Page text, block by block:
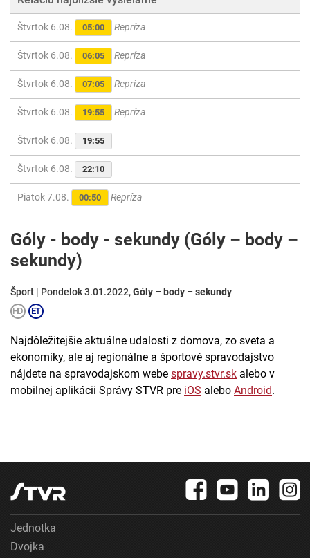
Štvrtok 6.08. 05:00 Repríza
Štvrtok 6.08. 06:05 Repríza
Štvrtok 6.08. 07:05 Repríza
Štvrtok 6.08. 19:55 Repríza
Štvrtok 6.08. 19:55
Štvrtok 6.08. 22:10
Piatok 7.08. 00:50 Repríza
Góly - body - sekundy (Góly – body –
sekundy)
Šport | Pondelok 3.01.2022,Góly – body – sekundy
Najdôležitejšie aktuálne udalosti z domova, zo sveta a
ekonomiky, ale aj regionálne a športové spravodajstvo
nájdete na spravodajskom webe spravy.stvr.sk alebo v
mobilnej aplikácii Správy STVR pre iOS alebo Android.
Jednotka
Dvojka